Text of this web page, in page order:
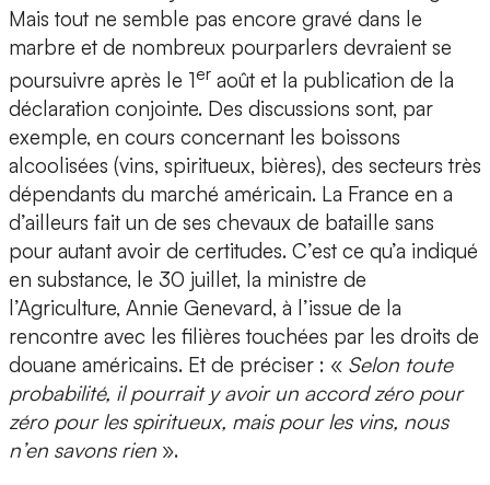
Mais tout ne semble pas encore gravé dans le
marbre et de nombreux pourparlers devraient se
poursuivre après le 1er août et la publication de la
déclaration conjointe. Des discussions sont, par
exemple, en cours concernant les boissons
alcoolisées (vins, spiritueux, bières), des secteurs très
dépendants du marché américain. La France en a
d’ailleurs fait un de ses chevaux de bataille sans
pour autant avoir de certitudes. C’est ce qu’a indiqué
en substance, le 30 juillet, la ministre de
l’Agriculture, Annie Genevard, à l’issue de la
rencontre avec les filières touchées par les droits de
douane américains. Et de préciser : « Selon toute
probabilité, il pourrait y avoir un accord zéro pour
zéro pour les spiritueux, mais pour les vins, nous
n’en savons rien ».